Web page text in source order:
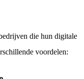
die hun digitale
voordelen: